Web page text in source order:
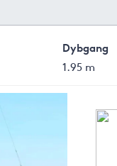
Dybgang
1.95 m